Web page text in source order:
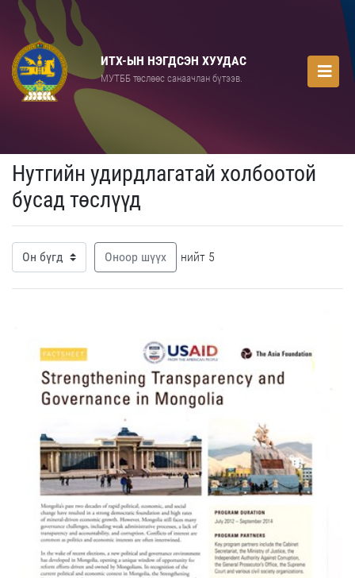
ИТХ-ЫН НЭГДСЭН ХУУДАС
МУТББ төслөөс санаачлан бүтээв.
Нутгийн удирдлагатай холбоотой
бусад төслүүд
Оноор шүүх нийт 5